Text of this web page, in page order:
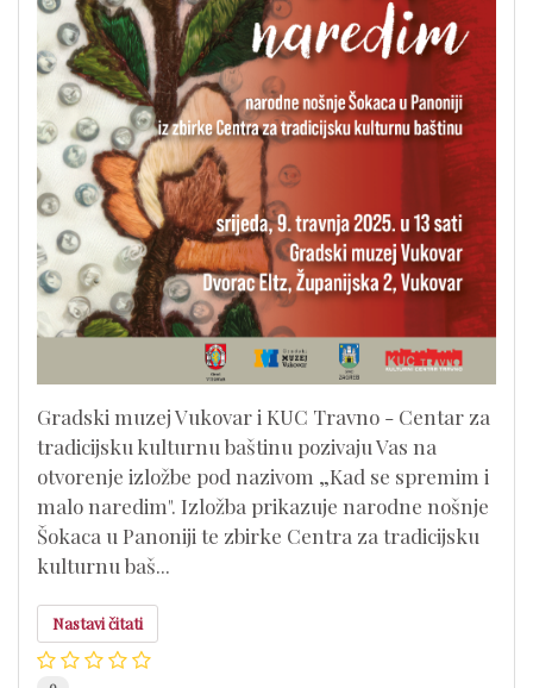
Gradski muzej Vukovar i KUC Travno - Centar za
tradicijsku kulturnu baštinu pozivaju Vas na
otvorenje izložbe pod nazivom „Kad se spremim i
malo naredim". Izložba prikazuje narodne nošnje
Šokaca u Panoniji te zbirke Centra za tradicijsku
kulturnu baš...
Nastavi čitati